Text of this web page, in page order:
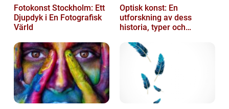
Fotokonst Stockholm: Ett
Djupdyk i En Fotografisk
Värld
Optisk konst: En
utforskning av dess
historia, typer och